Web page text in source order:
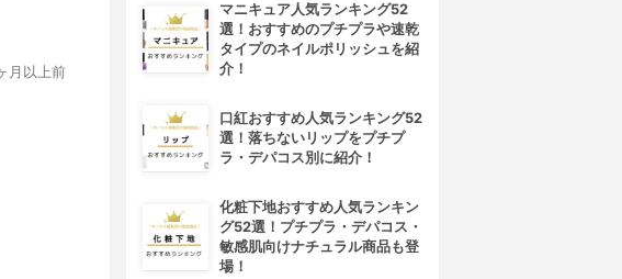
月以上前
マニキュア人気ランキング52
選！おすすめのプチプラや速乾
タイプのネイルポリッシュを紹
介！
口紅おすすめ人気ランキング52
選！落ちないリップをプチプ
ラ・デパコス別に紹介！
化粧下地おすすめ人気ランキン
グ52選！プチプラ・デパコス・
敏感肌向けナチュラル商品も登
場！